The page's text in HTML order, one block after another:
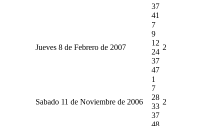
37
41
Jueves 8 de Febrero de 2007
7
9
12
24
37
47
2
Sabado 11 de Noviembre de 2006
1
7
28
33
37
48
2